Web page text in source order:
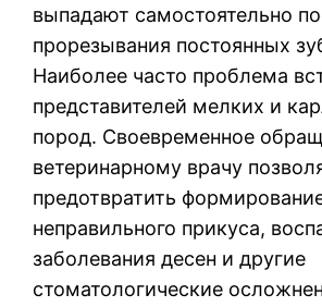
выпадают самостоятельно
прорезывания постоянных
Наиболее часто проблема
представителей мелких и
пород. Своевременное
ветеринарному врачу
предотвратить
неправильного прикуса,
заболевания десен и другие
стоматологические